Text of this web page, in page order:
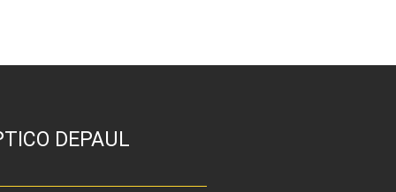
DEPAUL